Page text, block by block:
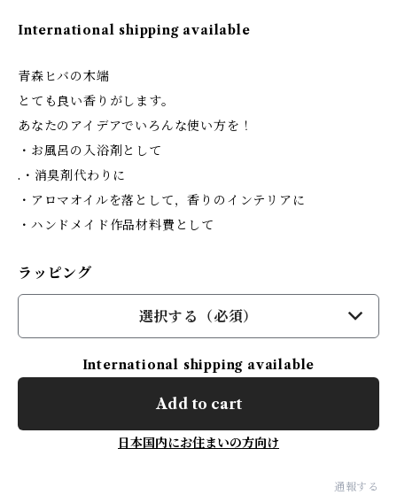
International shipping available
青森ヒバの木端
とても良い香りがします。
あなたのアイデアでいろんな使い方を！
・お風呂の入浴剤として
.・消臭剤代わりに
・アロマオイルを落として，香りのインテリアに
・ハンドメイド作品材料費として
ラッピング
選択する（必須）
International shipping available
Add to cart
日本国内にお住まいの方向け
通報する